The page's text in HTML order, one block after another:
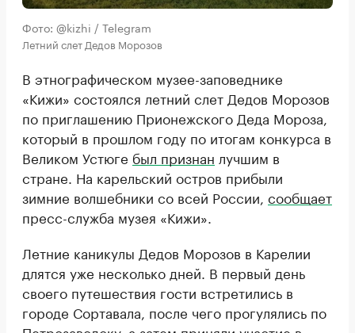
Фото: @kizhi / Telegram
Летний слет Дедов Морозов
В этнографическом музее-заповеднике
«Кижи» состоялся летний слет Дедов Морозов
по приглашению Прионежского Деда Мороза,
который в прошлом году по итогам конкурса в
Великом Устюге был признан лучшим в
стране. На карельский остров прибыли
зимние волшебники со всей России, сообщает
пресс-служба музея «Кижи».
Летние каникулы Дедов Морозов в Карелии
длятся уже несколько дней. В первый день
своего путешествия гости встретились в
городе Сортавала, после чего прогулялись по